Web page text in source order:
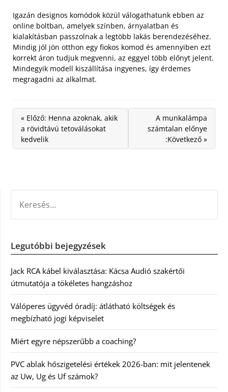
Igazán designos komódok közül válogathatunk ebben az
online boltban, amelyek színben, árnyalatban és
kialakításban passzolnak a legtöbb lakás berendezéséhez.
Mindig jól jön otthon egy fiokos komod és amennyiben ezt
korrekt áron tudjuk megvenni, az eggyel több előnyt jelent.
Mindegyik modell kiszállítása ingyenes, így érdemes
megragadni az alkalmat.
« Előző: Henna azoknak, akik
a rövidtávú tetoválásokat
kedvelik
A munkalámpa
számtalan előnye
:Következő »
Legutóbbi bejegyzések
Jack RCA kábel kiválasztása: Kácsa Audió szakértői
útmutatója a tökéletes hangzáshoz
Válóperes ügyvéd óradíj: átlátható költségek és
megbízható jogi képviselet
Miért egyre népszerűbb a coaching?
PVC ablak hőszigetelési értékek 2026-ban: mit jelentenek
az Uw, Ug és Uf számok?